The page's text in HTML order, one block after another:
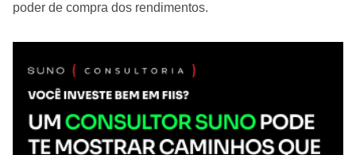
poder de compra dos rendimentos.